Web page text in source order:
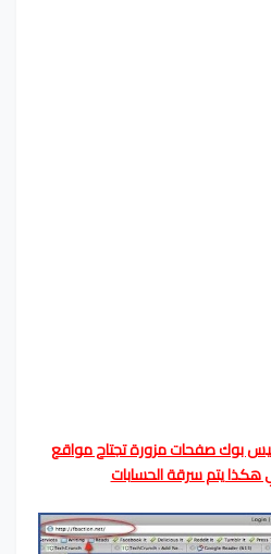
بوك صفحات مزورة تجتاح مواقع
هكذا يتم سرقة الحسابات